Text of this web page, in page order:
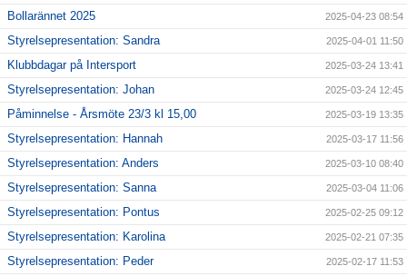
Bollarännet 2025 2025-04-23 08:54
Styrelsepresentation: Sandra 2025-04-01 11:50
Klubbdagar på Intersport 2025-03-24 13:41
Styrelsepresentation: Johan 2025-03-24 12:45
Påminnelse - Årsmöte 23/3 kl 15,00 2025-03-19 13:35
Styrelsepresentation: Hannah 2025-03-17 11:56
Styrelsepresentation: Anders 2025-03-10 08:40
Styrelsepresentation: Sanna 2025-03-04 11:06
Styrelsepresentation: Pontus 2025-02-25 09:12
Styrelsepresentation: Karolina 2025-02-21 07:35
Styrelsepresentation: Peder 2025-02-17 11:53